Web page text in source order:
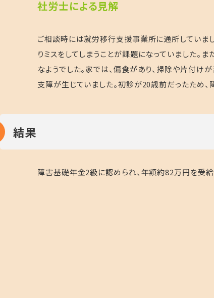
社労士による見解
ご相談時には就労移行支援事業所に通所していま
りミスをしてしまうことが課題になっていました。
なようでした。家では、偏食があり、掃除や片付
支障が生じていました。初診が20歳前だったため
結果
障害基礎年金2級に認められ、年額約82万円を受給